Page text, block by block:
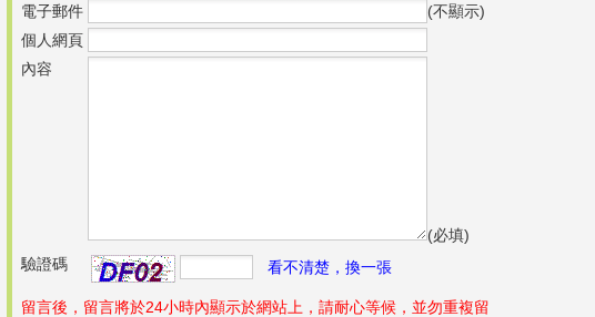
電子郵件
(不顯示)
個人網頁
內容
(必填)
驗證碼
看不清楚，換一張
留言後，留言將於24小時內顯示於網站上，請耐心等候，並勿重複留